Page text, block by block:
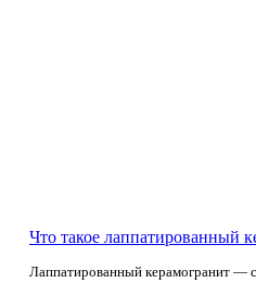
Что такое лаппатированный
Лаппатированный керамогранит —